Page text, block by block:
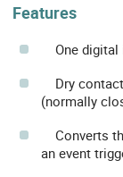
Features
One digital
Dry
(normally
Converts
an event